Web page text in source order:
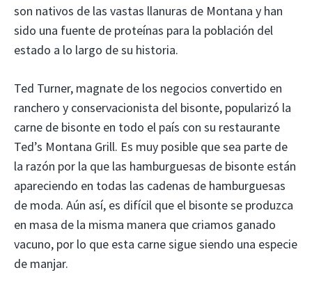
son nativos de las vastas llanuras de Montana y han
sido una fuente de proteínas para la población del
estado a lo largo de su historia.
Ted Turner, magnate de los negocios convertido en
ranchero y conservacionista del bisonte, popularizó la
carne de bisonte en todo el país con su restaurante
Ted’s Montana Grill. Es muy posible que sea parte de
la razón por la que las hamburguesas de bisonte están
apareciendo en todas las cadenas de hamburguesas
de moda. Aún así, es difícil que el bisonte se produzca
en masa de la misma manera que criamos ganado
vacuno, por lo que esta carne sigue siendo una especie
de manjar.